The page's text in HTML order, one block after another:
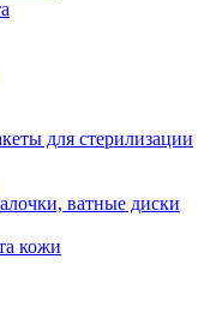
для стерилизации
ватные диски
кожи